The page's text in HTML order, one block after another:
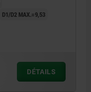
D1/D2 MAX.=9,53
DÉTAILS